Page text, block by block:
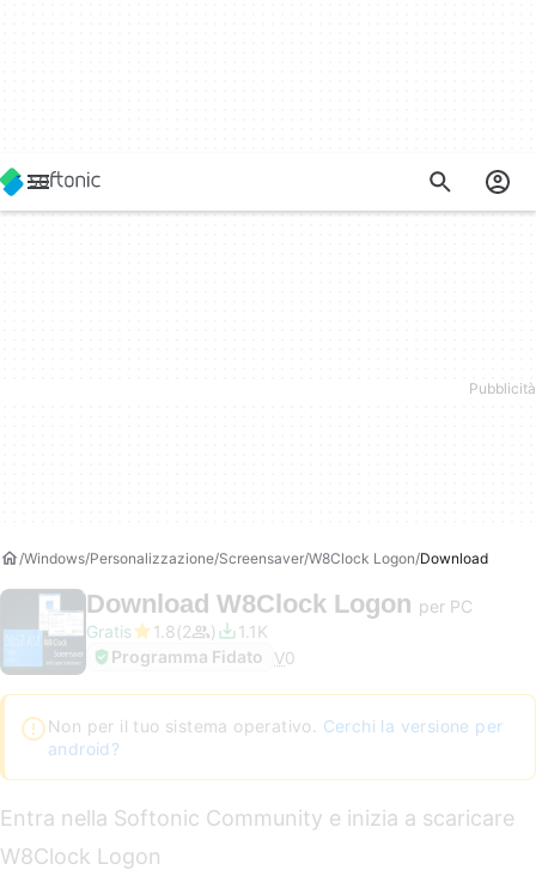
Windows Personalizzazione Screensaver W8Clock Logon Download
Download W8Clock Logon per PC
Gratis
1.8 2
1.1K
Programma Fidato
V0
Non per il tuo sistema operativo. Cerchi la versione per
android?
Entra nella Softonic Community e inizia a scaricare
W8Clock Logon